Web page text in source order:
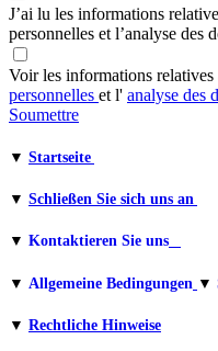
J’ai lu les informations
personnelles et l’analyse des
Voir les informations relatives
personnelles et l' analyse des
Soumettre
▼ Startseite
▼ Schließen Sie sich uns an
▼ Kontaktieren Sie uns
▼ Allgemeine Bedingungen ▼
▼ Rechtliche Hinweise